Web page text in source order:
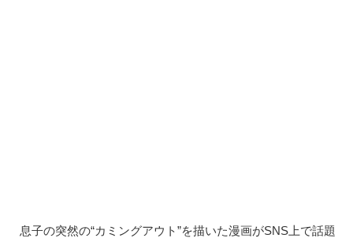
息子の突然の“カミングアウト”を描いた漫画がSNS上で話題